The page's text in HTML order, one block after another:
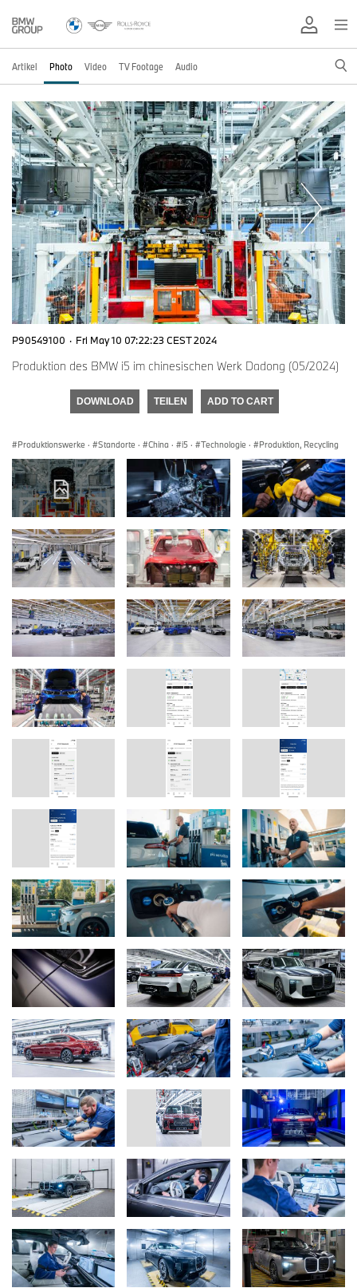
Artikel Photo Video TV Footage Audio
P90549100 · Fri May 10 07:22:23 CEST 2024
Produktion des BMW i5 im chinesischen Werk Dadong (05/2024)
DOWNLOAD TEILEN ADD TO CART
Produktionswerke · Standorte · China · i5 · Technologie · Produktion, Recycling